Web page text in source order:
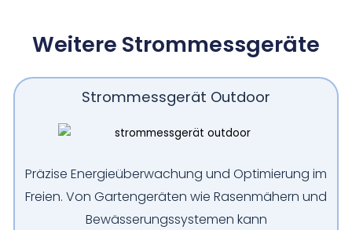
Weitere Strommessgeräte
Strommessgerät Outdoor
Präzise Energieüberwachung und Optimierung im
Freien. Von Gartengeräten wie Rasenmähern und
Bewässerungssystemen kann